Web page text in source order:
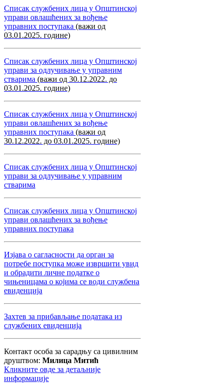
Списак службених лица у Општинској
управи овлашћених за вођење
управних поступака (важи од
03.01.2025. године)
Списак службених лица у Општинској
управи за одлучивање у управним
стварима (важи од 30.12.2022. до
03.01.2025. године)
Списак службених лица у Општинској
управи овлашћених за вођење
управних поступака (важи од
30.12.2022. до 03.01.2025. године)
Списак службених лица у Општинској
управи за одлучивање у управним
стварима
Списак службених лица у Општинској
управи овлашћених за вођење
управних поступака
Изјава о сагласности да орган за
потребе поступка може извршити увид
и обрадити личне податке о
чињеницама о којима се води службена
евиденција
Захтев за прибављање података из
службених евиденција
Контакт особа за сарадњу са цивилним
друштвом: Милица Митић
Кликните овде за детаљније
информације